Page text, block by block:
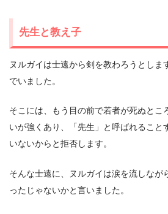
先生と教え子
ヌルガイは士遠から剣を教わろうとしま
でいました。
そこには、もう目の前で若者が死ぬとこ
いが強くあり、「先生」と呼ばれること
いないからと拒否します。
そんな士遠に、ヌルガイは涙を流しなが
ったじゃないかと言いました。